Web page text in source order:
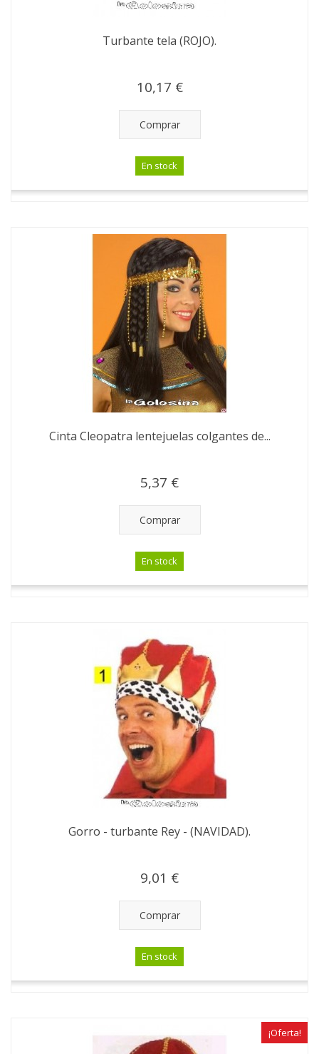
Turbante tela (ROJO).
10,17 €
Comprar
En stock
Cinta Cleopatra lentejuelas colgantes de...
5,37 €
Comprar
En stock
Gorro - turbante Rey - (NAVIDAD).
9,01 €
Comprar
En stock
¡Oferta!